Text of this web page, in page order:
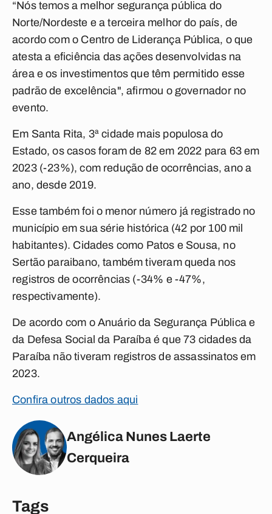
“Nós temos a melhor segurança pública do
Norte/Nordeste e a terceira melhor do país, de
acordo com o Centro de Liderança Pública, o que
atesta a eficiência das ações desenvolvidas na
área e os investimentos que têm permitido esse
padrão de excelência", afirmou o governador no
evento.
Em Santa Rita, 3ª cidade mais populosa do
Estado, os casos foram de 82 em 2022 para 63 em
2023 (-23%), com redução de ocorrências, ano a
ano, desde 2019.
Esse também foi o menor número já registrado no
município em sua série histórica (42 por 100 mil
habitantes). Cidades como Patos e Sousa, no
Sertão paraibano, também tiveram queda nos
registros de ocorrências (-34% e -47%,
respectivamente).
De acordo com o Anuário da Segurança Pública e
da Defesa Social da Paraíba é que 73 cidades da
Paraíba não tiveram registros de assassinatos em
2023.
Confira outros dados aqui
Angélica Nunes Laerte
Cerqueira
Tags